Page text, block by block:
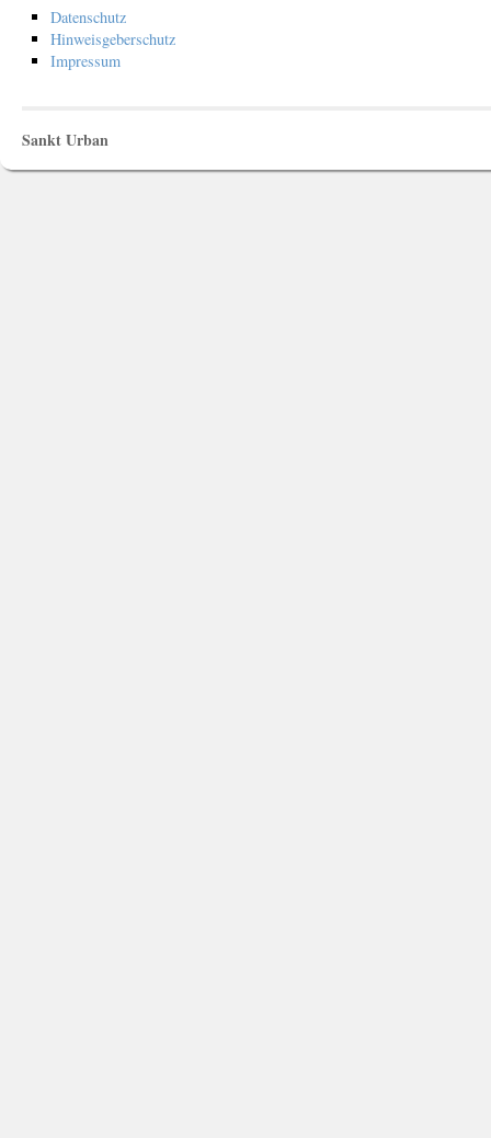
Datenschutz
Hinweisgeberschutz
Impressum
Sankt Urban